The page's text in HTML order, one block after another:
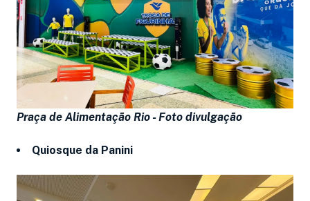
Praça de Alimentação Rio - Foto divulgação
Quiosque da Panini